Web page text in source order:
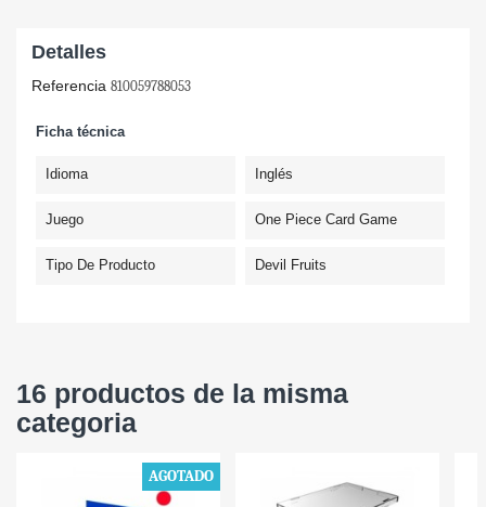
Detalles
Referencia 810059788053
Ficha técnica
Idioma Inglés
Juego One Piece Card Game
Tipo De Producto Devil Fruits
16 productos de la misma
categoria
AGOTADO